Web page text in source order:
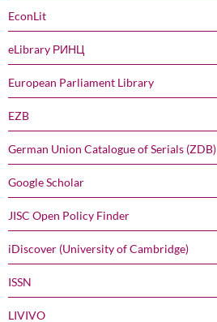
EconLit
eLibrary РИНЦ
European Parliament Library
EZB
German Union Catalogue of Serials (ZDB)
Google Scholar
JISC Open Policy Finder
iDiscover (University of Cambridge)
ISSN
LIVIVO